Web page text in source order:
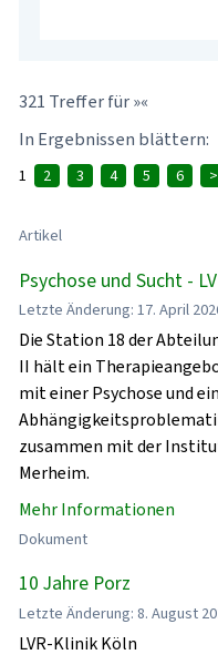
321 Treffer für »«
In Ergebnissen blättern:
1 2 3 4 5 6
Artikel
Psychose und Sucht -
Letzte Änderung: 17. April
Die Station 18 der
II hält ein
mit einer Psychose und
zusammen mit der
Merheim.
Mehr Informationen
Dokument
10 Jahre Porz
Letzte Änderung: 8. August
LVR-Klinik Köln